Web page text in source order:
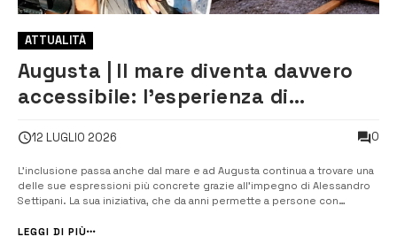
ATTUALITÀ
Augusta | Il mare diventa davvero
accessibile: l’esperienza di
12 LUGLIO 2026 0
L’inclusione passa anche dal mare e ad Augusta continua a trovare una
delle sue espressioni più concrete grazie all’impegno di Alessandro
Settipani. La sua iniziativa, che da anni permette a persone con
raccontata al grande pubblico attraverso un servizio della t...
LEGGI DI PIÙ